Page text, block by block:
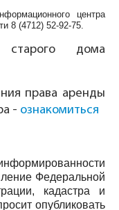
центра
8 (4712) 52-92-75.
дома
права аренды
- ознакомиться
Федеральной
кадастра и
опубликовать